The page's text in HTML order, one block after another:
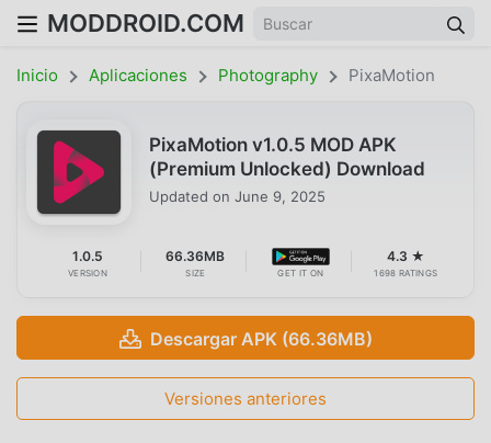
MODDROID.COM
Inicio Aplicaciones Photography PixaMotion
PixaMotion v1.0.5 MOD APK
(Premium Unlocked) Download
Updated on June 9, 2025
1.0.5
VERSION
66.36MB
SIZE GET IT ON
4.3 ★
1698 RATINGS
Descargar APK (66.36MB)
Versiones anteriores